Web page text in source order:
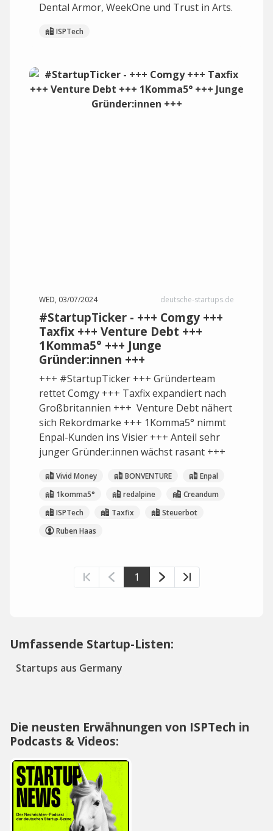
Dental Armor, WeekOne und Trust in Arts.
ISPTech
WED, 03/07/2024 deutsche-startups.de
#StartupTicker - +++ Comgy +++
Taxfix +++ Venture Debt +++
1Komma5° +++ Junge
Gründer:innen +++
+++ #StartupTicker +++ Gründerteam
rettet Comgy +++ Taxfix expandiert nach
Großbritannien +++ Venture Debt nähert
sich Rekordmarke +++ 1Komma5° nimmt
Enpal-Kunden ins Visier +++ Anteil sehr
junger Gründer:innen wächst rasant +++
Vivid Money BONVENTURE
Enpal
1komma5°
redalpine
Creandum
ISPTech
Taxfix
Steuerbot
Ruben Haas
1
Umfassende Startup-Listen:
Startups aus Germany
Die neusten Erwähnungen von ISPTech in
Podcasts & Videos: